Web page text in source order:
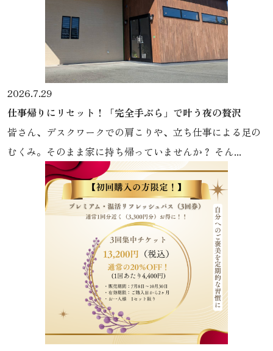
2026.7.29
仕事帰りにリセット！「完全手ぶら」で叶う夜の贅沢
皆さん、デスクワークでの肩こりや、立ち仕事による足の
むくみ。そのまま家に持ち帰っていませんか？ そん...